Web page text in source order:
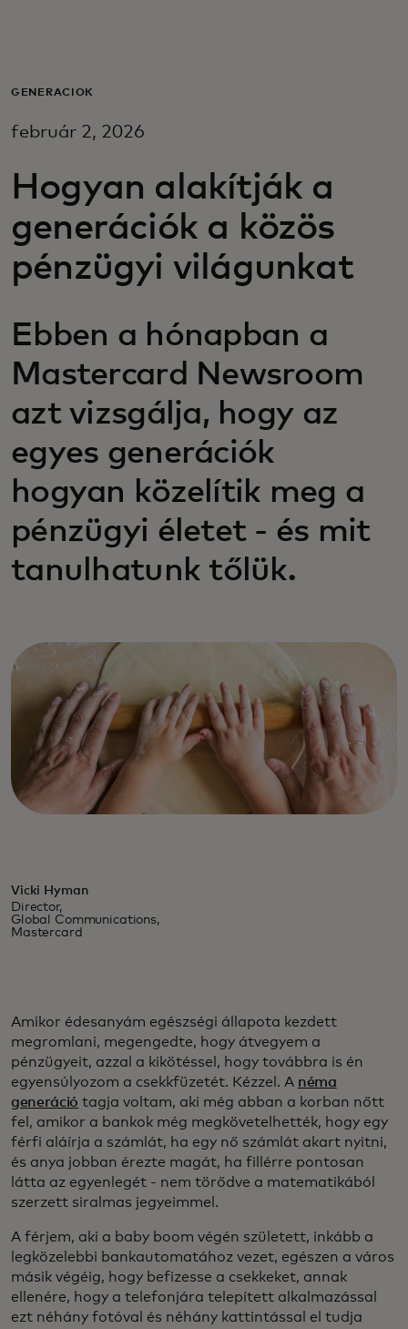
Vállalkozásoknak
Innovátoroknak
Hírek és trendek
GENERÁCIÓK
február 2, 2026
Hogyan alakítják a
generációk a közös
pénzügyi világunkat
Ebben a hónapban a
Mastercard Newsroom
azt vizsgálja, hogy az
egyes generációk
hogyan közelítik meg a
pénzügyi életet - és mit
tanulhatunk tőlük.
Vicki Hyman
Director,
Global Communications,
Mastercard
Amikor édesanyám egészségi állapota kezdett
megromlani, megengedte, hogy átvegyem a
pénzügyeit, azzal a kikötéssel, hogy továbbra is én
egyensúlyozom a csekkfüzetét. Kézzel. A néma
generáció tagja voltam, aki még abban a korban nőtt
fel, amikor a bankok még megkövetelhették, hogy egy
férfi aláírja a számlát, ha egy nő számlát akart nyitni,
és anya jobban érezte magát, ha fillérre pontosan
látta az egyenlegét - nem törődve a matematikából
szerzett siralmas jegyeimmel.
A férjem, aki a baby boom végén született, inkább a
legközelebbi bankautomatához vezet, egészen a város
másik végéig, hogy befizesse a csekkeket, annak
ellenére, hogy a telefonjára telepített alkalmazással
ezt néhány fotóval és néhány kattintással el tudja